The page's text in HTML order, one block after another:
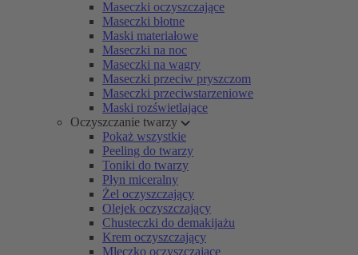
Maseczki oczyszczające
Maseczki błotne
Maski materiałowe
Maseczki na noc
Maseczki na wągry
Maseczki przeciw pryszczom
Maseczki przeciwstarzeniowe
Maski rozświetlające
Oczyszczanie twarzy
Pokaż wszystkie
Peeling do twarzy
Toniki do twarzy
Płyn miceralny
Żel oczyszczający
Olejek oczyszczający
Chusteczki do demakijażu
Krem oczyszczający
Mleczko oczyszczające